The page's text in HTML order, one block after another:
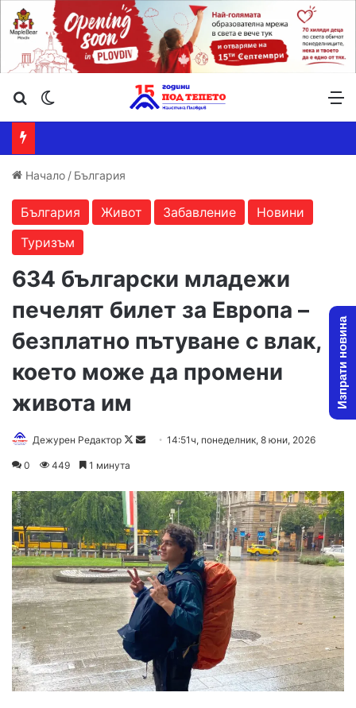
Търсене ...
Начало / България
България Живот Забавление
Новини
Туризъм
634 български младежи
печелят билет за Европа –
безплатно пътуване с влак,
което може да промени
живота им
Дежурен Редактор
Follow
Send14:51ч, понеделник, 8 юни, 2026
0 449 1 минута
Изпрати новина